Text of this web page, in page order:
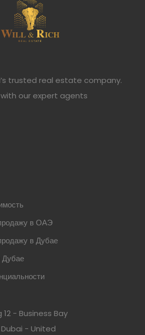
trusted real estate company.
our expert agents
в ОАЭ
в Дубае
Дубае
12 - Business Bay
- United